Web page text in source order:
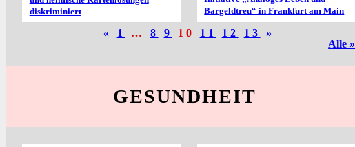
diskriminiert
Bargeldtreu“ in Frankfurt am Main
« 1 … 8 9 10 11 12 13
»
Alle »
GESUNDHEIT